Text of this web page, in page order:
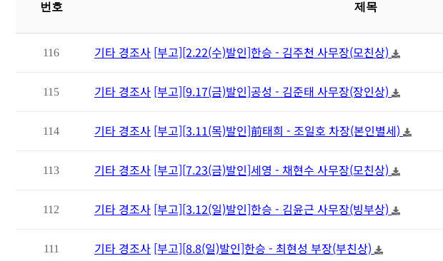
번호 제목
116 기타 경조사 [부고][2.22(수)발인]한승 - 김주천 사무장(모친상)
115 기타 경조사 [부고][9.17(금)발인]공성 - 김준태 사무장(장인상)
114 기타 경조사 [부고][3.11(목)발인]前태희 - 조일호 차장(본인별세)
113 기타 경조사 [부고][7.23(금)발인]세영 - 채현수 사무장(모친상)
112 기타 경조사 [부고][3.12(일)발인]한승 - 김윤근 사무장(빙부상)
111 기타 경조사 [부고][8.8(일)발인]한승 - 최현성 부장(부친상)